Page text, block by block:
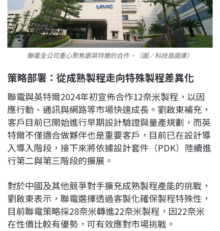
聯電全公司重心聚焦跟英特爾的合作。（圖／科技島圖庫）
策略部署：從成熟製程走向特殊製程差異化
聯電與英特爾2024年初宣佈合作12奈米製程，以因
應行動、通訊與網路等市場快速成長。劉啟東補充，
客戶目前已開始進行早期設計驗證與量產規劃，而英
特爾不僅適合做夥伴也是重要客戶，目前已在設計導
入導入階段，接下來將依據設計套件（PDK）陸續進
行第二與第三階段的擴展。
對於中國及其他競爭對手擴充成熟製程產能的挑戰，
劉啟東表示，聯電選擇透過客製化確保製程特殊性，
目前聯電策略採28奈米轉進22奈米製程，因22奈米
在性價比較有優勢，可有效應對市場挑戰。